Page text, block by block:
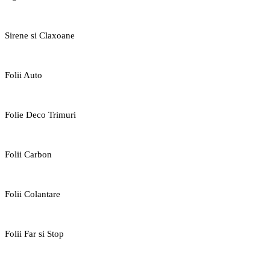
Sirene si Claxoane
Folii Auto
Folie Deco Trimuri
Folii Carbon
Folii Colantare
Folii Far si Stop